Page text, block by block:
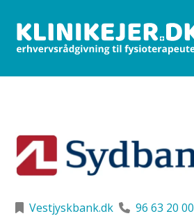
Vestjyskbank.dk
96 63 20 00